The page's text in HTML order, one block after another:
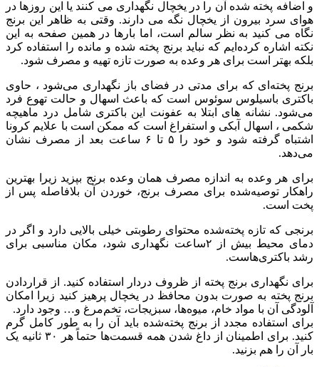
و اضافه پخته شده آن را در یخچال نگهداری می کنند یا این روزها در
هوای سرد بیرون از یخچال نگه می دارند. وقتی به ظاهر این برنج
نگاه می کنید به نظر سالم است، اما بارها در همین صفحه به این
نکته اشاره کرده‌ایم که نباید برنج پخته شده و مانده را استفاده کرد
بلکه بهتر است برای هر وعده به صورت تازه تهیه و مصرف شود.
برنج پخته‌ای که برای مدتی در فضای باز نگهداری می‌شود ، حاوی
باکتری باسیلوس سوئوس است که باعث اسهال و حالت تهوع فرد
می‌شود. نشانه های ابتلا به عفونت این باکتری شامل درد ماهیچه
شکمی ، اسهال آبکی و استفراغ است که ممکن است با علایم کرونا
اشتباه گرفته شود و خود را ۵ تا ۶ ساعت بعد از مصرف نشان
می‌دهد.
برای هر وعده به اندازه مصرف همان وعده برنج بپزید زیرا بهترین
راهکار توصیه‌شده برای مصرف برنج، خوردن آن بلافاصله پس از
پخت است.
برنجی که تازه پخته‌شده محتوای رطوبتی خیلی بالایی دارد و اگر در
دمای محیط بیش از ۲ساعت نگهداری شود، مکان مناسبی برای
رشد باکتری‌هاست.
برای نگهداری برنج پخته از ظروف دردار استفاده کنید. از قراردادن
برنج پخته به صورت بدون محافظ در یخچال پرهیز کنید زیرا امکان
آلودگی آن با مواد خام، میوه‌ها، سبزیجات، تخم‌مرغ و… وجود دارد.
برای استفاده مجدد از برنج پخته‌شده باید آن را به طور کامل گرم
کنید. برای اطمینان از داغ شدن همه قسمت‌ها حتماً هر ۳۰ ثانیه یک
بار آن را هم بزنید.